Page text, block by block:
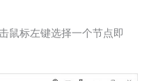
鼠标左键选择一个节点即